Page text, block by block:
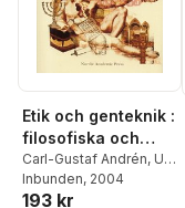
Etik och genteknik :
filosofiska och
religiösa
perspektiv på
genterapi,
Carl-Gustaf Andrén, Ulf
Görman,Axel Carlberg
Birgitta Forsman
Inbunden, 2004
193 kr